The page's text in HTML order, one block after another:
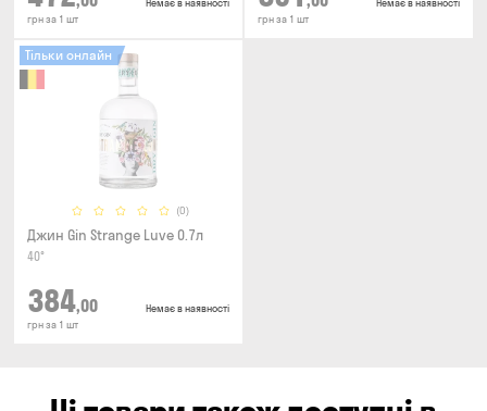
грн за 1 шт
Немає в наявності
грн за 1 шт
Немає в наявності
(0)
Тільки онлайн
Джин Gin Strange Luve 0.7л
40°
384,00
грн за 1 шт
Немає в наявності